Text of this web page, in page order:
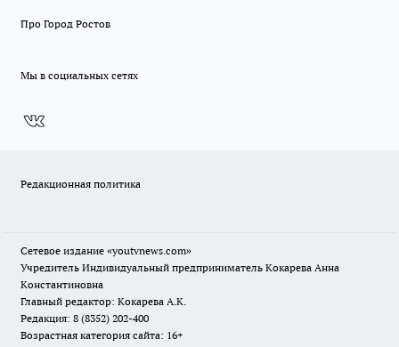
Про Город Ростов
Мы в социальных сетях
Редакционная политика
Сетевое издание «youtvnews.com»
Учредитель Индивидуальный предприниматель Кокарева Анна
Константиновна
Главный редактор: Кокарева А.К.
Редакция: 8 (8352) 202-400
Возрастная категория сайта: 16+